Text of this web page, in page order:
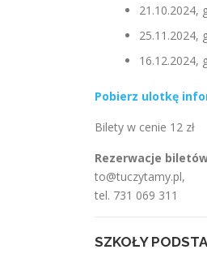
21.10.2024,
25.11.2024,
16.12.2024,
Pobierz ulotkę
Bilety w cenie 12 zł
Rezerwacje
to@tuczytamy.pl,
tel. 731 069 311
SZKOŁY